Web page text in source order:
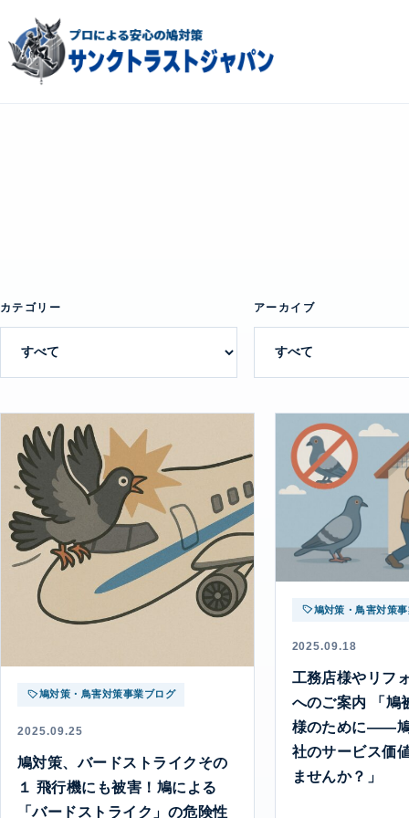
カテゴリー アーカイブ
鳩対策・鳥害対策事業ブログ
2025.09.25
鳩対策、バードストライクその
１ 飛行機にも被害！鳩による
「バードストライク」の危険性
鳩対策・鳥害対策
2025.09.18
工務店様やリフ
へのご案内 「鳩
様のために――
社のサービス価
ませんか？」